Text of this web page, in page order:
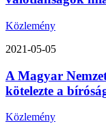
Közlemény
2021-05-05
A Magyar
kötelezte a
Közlemény